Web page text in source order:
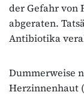
der Gefahr von
abgeraten.
Antibiotika
Dummerweise
Herzinnenhaut